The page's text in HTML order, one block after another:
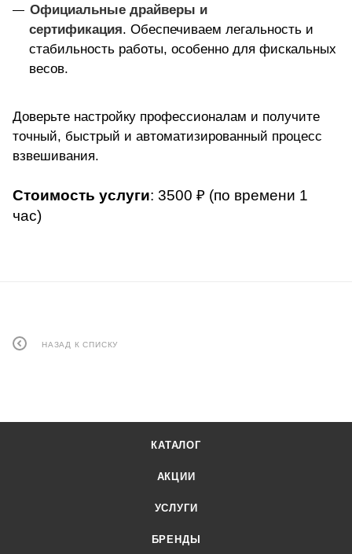
Официальные драйверы и
сертификация. Обеспечиваем легальность и
стабильность работы, особенно для фискальных
весов.
Доверьте настройку профессионалам и получите
точный, быстрый и автоматизированный процесс
взвешивания.
Стоимость услуги: 3500 ₽ (по времени 1
час)
НАЗАД К СПИСКУ
КАТАЛОГ
АКЦИИ
УСЛУГИ
БРЕНДЫ